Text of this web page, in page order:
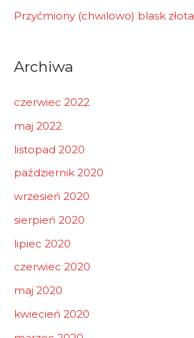
Przyćmiony (chwilowo) blask złota
Archiwa
czerwiec 2022
maj 2022
listopad 2020
październik 2020
wrzesień 2020
sierpień 2020
lipiec 2020
czerwiec 2020
maj 2020
kwiecień 2020